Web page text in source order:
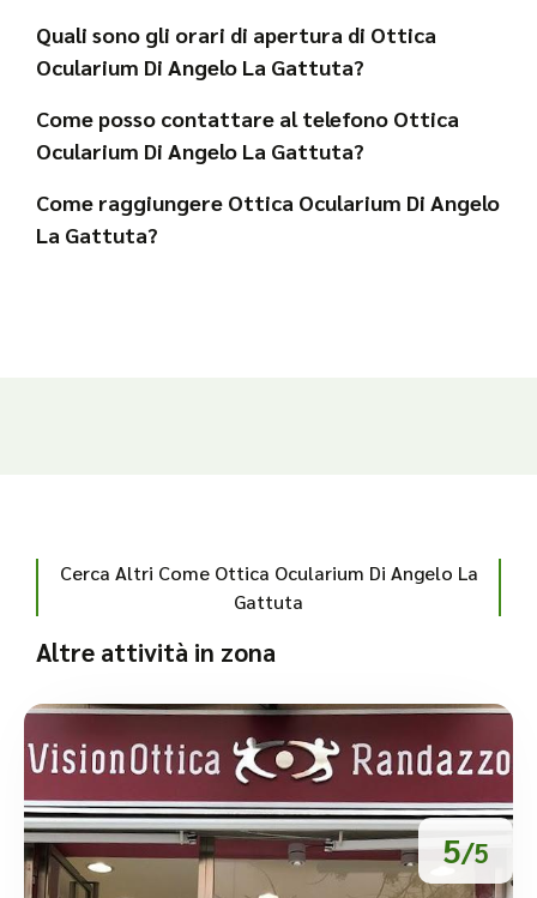
Quali sono gli orari di apertura di Ottica
Ocularium Di Angelo La Gattuta?
Come posso contattare al telefono Ottica
Ocularium Di Angelo La Gattuta?
Come raggiungere Ottica Ocularium Di Angelo
La Gattuta?
Cerca Altri Come Ottica Ocularium Di Angelo La
Gattuta
Altre attività in zona
5/5